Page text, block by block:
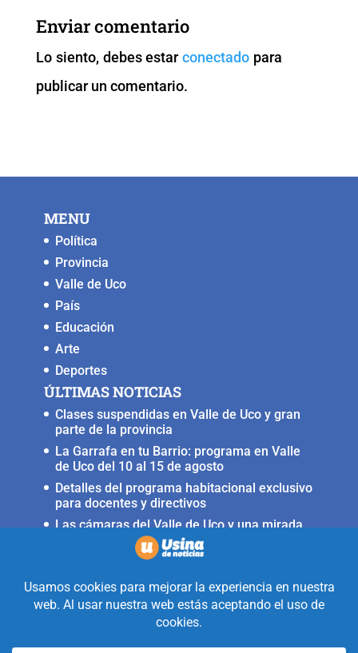
b
o
o
k
A
p
p k
er
Enviar comentario
Lo siento, debes estarconectado para
publicar un comentario.
MENU
Política
Provincia
Valle de Uco
País
Educación
Arte
Deportes
ÚLTIMAS NOTICIAS
Clases suspendidas en Valle de Uco y gran
parte de la provincia
La Garrafa en tu Barrio: programa en Valle
de Uco del 10 al 15 de agosto
Detalles del programa habitacional exclusivo
para docentes y directivos
Las cámaras del Valle de Uco y una mirada
crítica sobre la crisis con Brasil
Irrigación prorrogó la restricción para
Realizado con la mirada equidistante de
alguien a quién solo le interesa
informar que ocurre en Valle de Uco.